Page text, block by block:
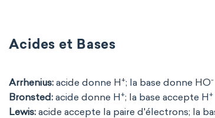
Acides et Bases
Arrhenius: acide donne H+; la base donne HO-
Bronsted: acide donne H+; la base accepte H+
Lewis: acide accepte la paire d'électrons; la